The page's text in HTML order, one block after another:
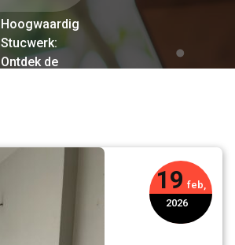
Hoogwaardig
Stucwerk:
Ontdek de
19 feb,
2026